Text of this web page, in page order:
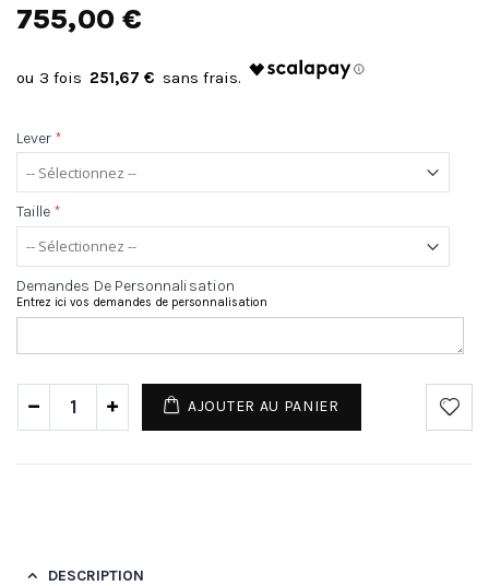
755,00 €
251,67 €
Lever *
Taille *
Demandes De Personnalisation
Entrez ici vos demandes de personnalisation
AJOUTER AU PANIER
DESCRIPTION